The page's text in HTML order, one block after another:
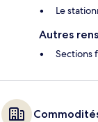
Le
Autres
Sections